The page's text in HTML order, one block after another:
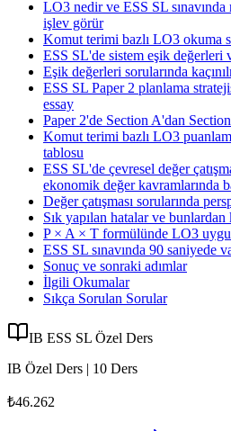
LO3 nedir ve ESS SL
işlev görür
Komut terimi bazlı LO3 okuma
ESS SL'de sistem eşik değerleri
Eşik değerleri sorularında
ESS SL Paper 2 planlama
essay
Paper 2'de Section A'dan
Komut terimi bazlı LO3
tablosu
ESS SL'de çevresel değer
ekonomik değer kavramlarında
Değer çatışması sorularında
Sık yapılan hatalar ve bunlardan
P × A × T formülünde LO3
ESS SL sınavında 90 saniyede
Sonuç ve sonraki adımlar
İlgili Okumalar
Sıkça Sorulan Sorular
IB ESS SL Özel Ders
IB Özel Ders | 10 Ders
₺46.262